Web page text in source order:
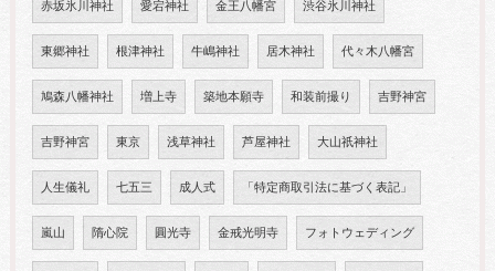
赤坂氷川神社 愛宕神社 金王八幡宮 渋谷氷川神社
東郷神社 根津神社 牛嶋神社 居木神社 代々木八幡宮
鳩森八幡神社 増上寺 築地本願寺 和装前撮り 吉野神宮
吉野神宮 東京 浅草神社 芦屋神社 大山祇神社
人生儀礼 七五三 成人式 「特定商取引法に基づく表記」
嵐山 隋心院 圓光寺 金戒光明寺 フォトウェディング